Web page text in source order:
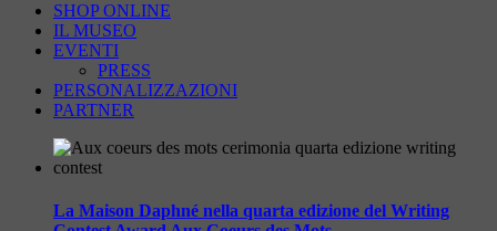
SHOP ONLINE
IL MUSEO
EVENTI
PRESS
PERSONALIZZAZIONI
PARTNER
La Maison Daphné nella quarta edizione del Writing